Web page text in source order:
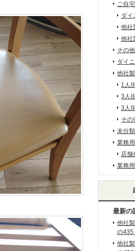
ご自
ダイ
他社
他社
その
ダイ
他社
1人
3人
3人
その
未分類
業務
店舗
業務
最新の
他社
の435
他社